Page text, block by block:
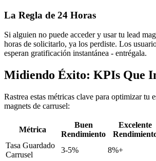
La Regla de 24 Horas
Si alguien no puede acceder y usar tu lead
horas de solicitarlo, ya los perdiste. Los
esperan gratificación instantánea - entrégala.
Midiendo Éxito: KPIs Que
Rastrea estas métricas clave para optimizar tu
magnets de carrusel:
Métrica
Buen
Rendimiento
Excelente
Tasa Guardado
Carrusel
3-5% 8%+